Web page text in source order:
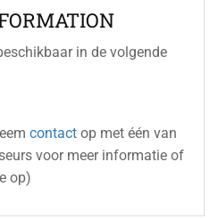
in de volgende
contact op met één van
voor meer informatie of
op)